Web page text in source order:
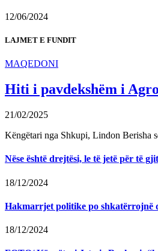
12/06/2024
LAJMET E FUNDIT
MAQEDONI
Hiti i pavdekshëm i
21/02/2025
Këngëtari nga Shkupi, Lindon Berisha
Nëse është drejtësi, le të jetë për të
18/12/2024
Hakmarrjet politike po shkatërrojnë
18/12/2024